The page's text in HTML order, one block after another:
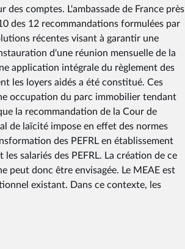
comptes. L'ambassade de France près
des 12 recommandations formulées par
récentes visant à garantir une
d'une réunion mensuelle de la
application intégrale du règlement des
les loyers aidés a été constitué. Ces
occupation du parc immobilier tendant
la recommandation de la Cour de
de laïcité impose en effet des normes
des PEFRL en établissement
salariés des PEFRL. La création de ce
peut donc être envisagée. Le MEAE est
existant. Dans ce contexte, les